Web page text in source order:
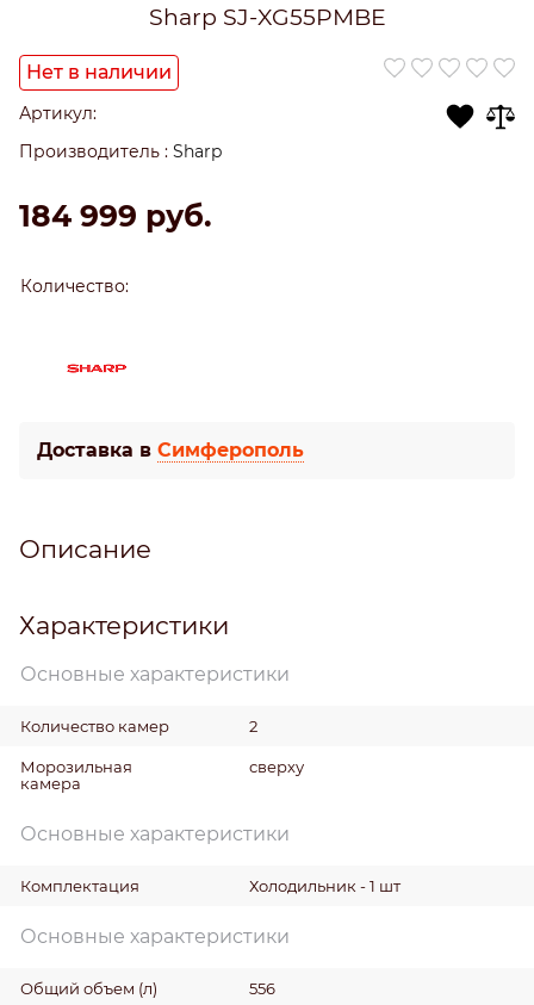
Sharp SJ-XG55PMBE
Нет в наличии
Артикул:
Производитель : Sharp
184 999 руб.
Количество:
Доставка в Симферополь
Описание
Характеристики
Основные характеристики
Количество камер 2
Морозильная
камера
сверху
Основные характеристики
Комплектация Холодильник - 1 шт
Основные характеристики
Общий объем (л) 556